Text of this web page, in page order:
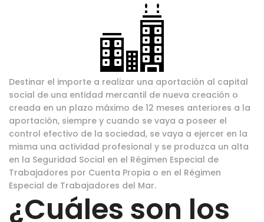
Destinar el importe a realizar una aportación al capital
social de una entidad mercantil de nueva creación o
creada en un plazo máximo de 12 meses anteriores a la
aportación, siempre y cuando se vaya a poseer el
control efectivo de la sociedad, se vaya a ejercer en la
misma una actividad profesional y se produzca un alta
en la Seguridad Social en el Régimen Especial de
Trabajadores por Cuenta Propia o en el Régimen
Especial de Trabajadores del Mar.
¿Cuáles son los